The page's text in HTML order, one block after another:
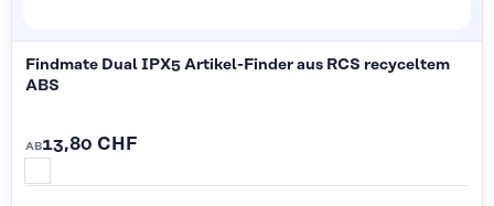
Findmate Dual IPX5 Artikel-Finder aus RCS recyceltem
ABS
AB13,80 CHF